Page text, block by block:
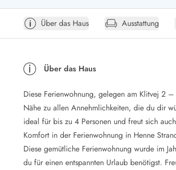
Öffnungszeiten
Anreise
Ferienhaus ABC
Häufige Fragen zur Buchung
Verleihservice
Reisescheckliste
Endreinigung
Gutschein
Frühbucher
Mietbedingungen
Über das Haus Ausstattung
Über das Haus
Diese Ferienwohnung, gelegen am Klitvej 2
Nähe zu allen Annehmlichkeiten, die du dir
ideal für bis zu 4 Personen und freut sich
Komfort in der Ferienwohnung in Henne
Diese gemütliche Ferienwohnung wurde im
du für einen entspannten Urlaub benötigst.